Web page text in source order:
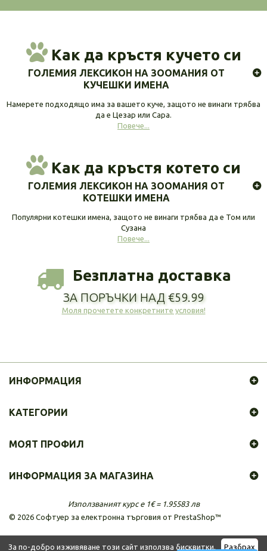
За по-добро изживяване този сайт използва бисквитки. Разбрах
Как да кръстя кучето си
ГОЛЕМИЯ ЛЕКСИКОН НА ЗООМАНИЯ ОТ
КУЧЕШКИ ИМЕНА
Намерете подходящо има за вашето куче, защото не винаги трябва
да е Цезар или Сара.
Повече...
Как да кръстя котето си
ГОЛЕМИЯ ЛЕКСИКОН НА ЗООМАНИЯ ОТ
КОТЕШКИ ИМЕНА
Популярни котешки имена, защото не винаги трябва да е Том или
Сузана
Повече...
Безплатна доставка
ЗА ПОРЪЧКИ НАД €59.99
Моля прочетете конкретните условия!
ИНФОРМАЦИЯ
© 2026 Софтуер за електронна търговия от PrestaShop™
КАТЕГОРИИ
МОЯТ ПРОФИЛ
ИНФОРМАЦИЯ ЗА МАГАЗИНА
Използваният курс е 1€ = 1.95583 лв